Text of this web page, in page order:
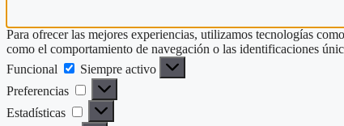
Para ofrecer las mejores experiencias, utilizamos tecnologías
como el comportamiento de navegación o las identificaciones
Funcional
Siempre activo
Preferencias
Estadísticas